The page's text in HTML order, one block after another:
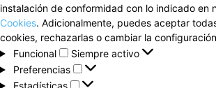
instalación de conformidad con lo indicado en
Cookies. Adicionalmente, puedes aceptar
cookies, rechazarlas o cambiar la
Funcional
Funcional
Siempre activo
Preferencias
Preferencias
Estadísticas
Estadísticas